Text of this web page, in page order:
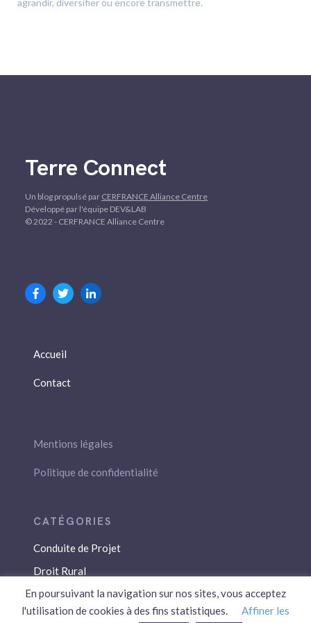
Terre Connect
Un blog propulsé par CERFRANCE Alliance Centre
Développé par l'équipe DEV&LAB
© 2022 - CERFRANCE Alliance Centre
Accueil
Contact
Mentions légales
Politique de confidentialité
Conduite de Projet
Droit Rural
Droit Social
Économie / Gestion
En poursuivant la navigation sur nos sites, vous acceptez
l'utilisation de cookies à des fins statistiques.
Affiner les